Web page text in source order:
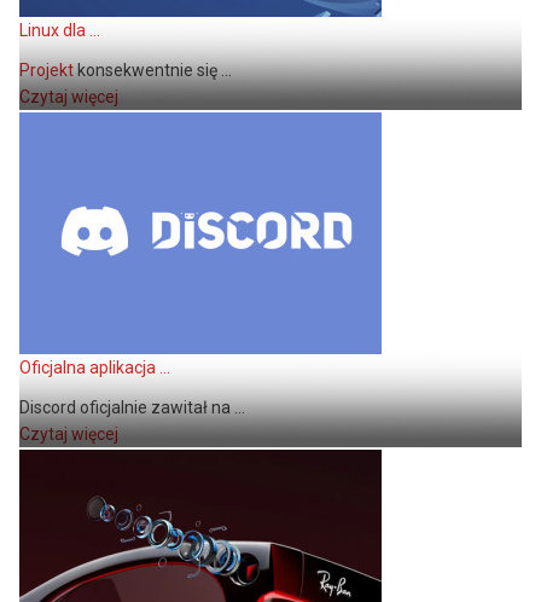
Linux dla ...
Projektkonsekwentnie się ...
Czytaj więcej
Oficjalna aplikacja ...
Discord oficjalnie zawitał na ...
Czytaj więcej